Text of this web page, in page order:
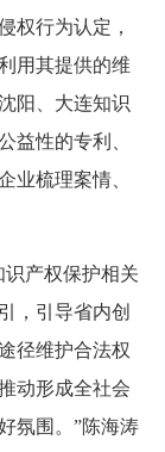
权行为认定，
用其提供的维
阳、大连知识
益性的专利、
业梳理案情、
产权保护相关
，引导省内创
径维护合法权
动形成全社会
氛围。”陈海涛